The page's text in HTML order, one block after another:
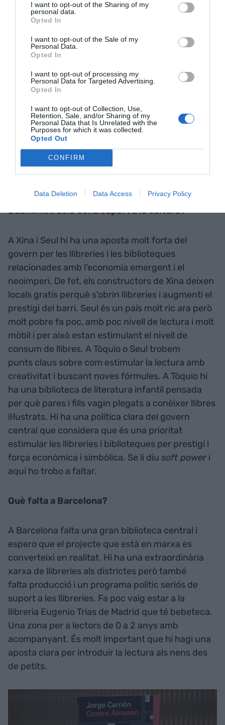
I want to opt-out of the Sharing of my
personal data.
Opted In
I want to opt-out of the Sale of my
Personal Data.
Opted In
I want to opt-out of processing my
Personal Data for Targeted Advertising.
Opted In
I want to opt-out of Collection, Use,
Retention, Sale, and/or Sharing of my
Personal Data that Is Unrelated with the
Purposes for which it was collected.
Opted Out
CONFIRM
Data Deletion Data Access Privacy Policy
cultura és molt rica i sofisticada i les llibreries
intenten revitalitzar i modernitzar aquesta
primera llibreria del món on es paga per anar a
treballar. Una barreja de llibreria i
una llibreria que lloga prestatgeries per mesos a
llibreters aficionats, artesans de paper... És una
petits projectes de llibreries de Japó.
"A Barcelona li falta un
programa polític seriós de
L'administració dóna suport a la cultura?
A Xina i Seul hi ha una aposta molt forta del
govern per les llibreries i les biblioteques
relacionades amb l'economia emergent i el
neoimperi. De fet, els constructors de Xina deixen
locals gratis perquè s'obrin llibreries i augmenti el
prestigi del barri. Seul és un país molt ric ara però
molt pobre fa poc, amb poc nivell de lectura i molt
mòbil i per això estan estimulant el nivell de
consum de llibres. A Tòquio o Seul trobem
punts claus sobre com estimular la lectura amb
creativitat i buscant noves fórmules. A Tòquio hi
ha una biblioteca de literatura infantil pensada
per què pares i fills vagin plegats a conèixer llibres
il·lustrats. Hi ha una política clara del govern
central que considera que és una prioritat
estimular les llibreries i biblioteques per prestigi i
força econòmica i simbòlica. Se li diu soft power i
aquí ho trobo a faltar.
Què falta a Barcelona?
A Barcelona falta una gran biblioteca central i
espero que el projecte que està en marxa es
converteixi en realitat. Hi ha una extraordinària
xarxa de llibreries als districtes però també
falta producció i un programa polític seriós de
suport a les llibreries. Fa poc vaig estar a la
llibreria Eugenio Trias de Madrid que té bebeteca.
Una zona per a lectors de 0 a 2 anys amb
acompanyant. És molt important que hi hagi una
aposta clara per introduir la lectura als nens des
de petits.